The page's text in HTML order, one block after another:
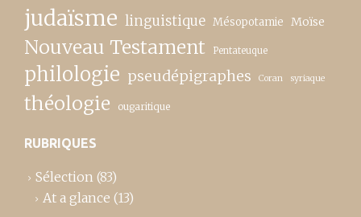
judaïsme linguistique Mésopotamie Moïse
Nouveau Testament Pentateuque
philologie pseudépigraphes Coran syriaque
théologie ougaritique
RUBRIQUES
Sélection (83)
At a glance (13)